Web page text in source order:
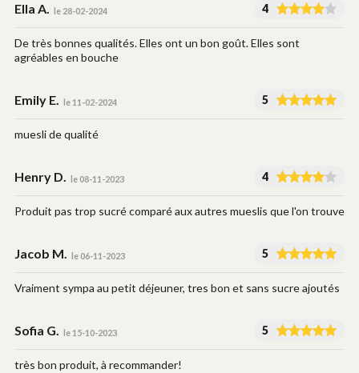
Ella A. le 28-02-2024 4
De très bonnes qualités. Elles ont un bon goût. Elles sont
agréables en bouche
Emily E. le 11-02-2024 5
muesli de qualité
Henry D. le 08-11-2023 4
Produit pas trop sucré comparé aux autres mueslis que l'on trouve
Jacob M. le 06-11-2023 5
Vraiment sympa au petit déjeuner, tres bon et sans sucre ajoutés
Sofia G. le 15-10-2023 5
très bon produit, à recommander!